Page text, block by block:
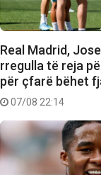
Real Madrid,
rregulla të reja
për çfarë bëhet
07/08 22:14